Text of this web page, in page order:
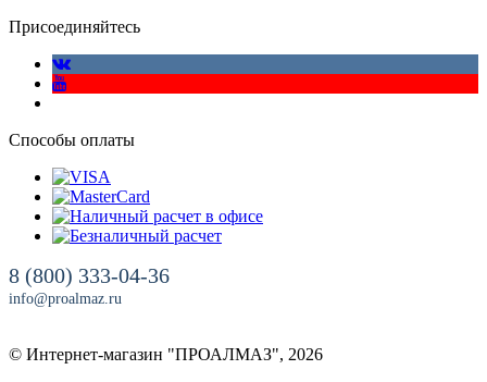
Присоединяйтесь
Способы оплаты
8 (800) 333-04-36
info@proalmaz.ru
© Интернет-магазин "ПРОАЛМАЗ", 2026